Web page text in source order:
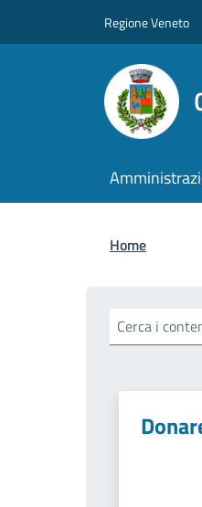
Regione Veneto
Home
Cerca i